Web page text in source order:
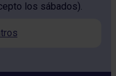
los sábados).